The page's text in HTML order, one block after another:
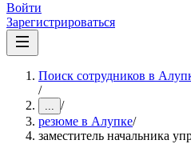
Войти
Зарегистрироваться
Поиск сотрудников в
/
... /
резюме в Алупке/
заместитель начальника